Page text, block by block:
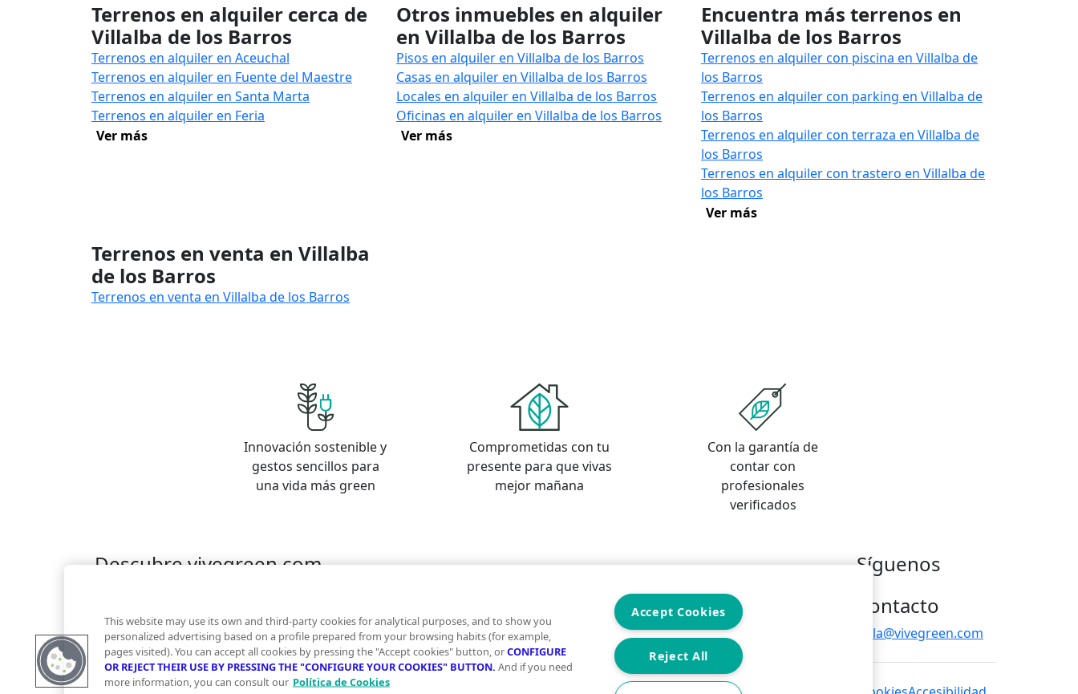
Terrenos en alquiler cerca de
Villalba de los Barros
Terrenos en alquiler en Aceuchal
Terrenos en alquiler en Fuente del Maestre
Terrenos en alquiler en Santa Marta
Terrenos en alquiler en Feria
Ver más
Otros inmuebles en alquiler
en Villalba de los Barros
Pisos en alquiler en Villalba de los Barros
Casas en alquiler en Villalba de los Barros
Locales en alquiler en Villalba de los Barros
Oficinas en alquiler en Villalba de los Barros
Ver más
Encuentra más terrenos en
Villalba de los Barros
Terrenos en alquiler con piscina en Villalba de
los Barros
Terrenos en alquiler con parking en Villalba de
los Barros
Terrenos en alquiler con terraza en Villalba de
los Barros
Terrenos en alquiler con trastero en Villalba de
los Barros
Ver más
Terrenos en venta en Villalba
de los Barros
Terrenos en venta en Villalba de los Barros
Innovación sostenible y
gestos sencillos para
una vida más green
Comprometidas con tu
presente para que vivas
mejor mañana
Con la garantía de
contar con
profesionales
verificados
Descubre vivegreen.com
Financiación
Síguenos
Contacto
hola@vivegreen.com
This website may use its own and third-party cookies for analytical purposes, and to show you
personalized advertising based on a profile prepared from your browsing habits (for example,
pages visited). You can accept all cookies by pressing the "Accept cookies" button, orCONFIGURE
OR REJECT THEIR USE BY PRESSING THE "CONFIGURE YOUR COOKIES" BUTTON. And if you need
more information, you can consult our Política de Cookies
Accept Cookies
Reject All